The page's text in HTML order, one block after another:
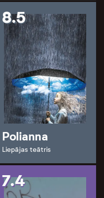
8.5
Polianna
Liepājas teātris
7.4